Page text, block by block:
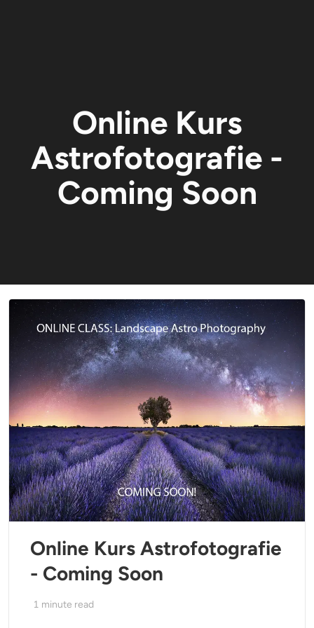
Online Kurs
Astrofotografie -
Coming Soon
Online Kurs Astrofotografie
- Coming Soon
1 minute read